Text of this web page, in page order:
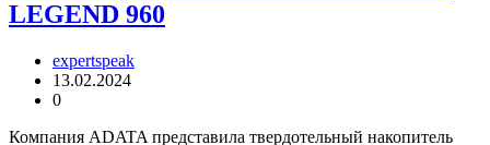
LEGEND 960
expertspeak
13.02.2024
0
Компания ADATA представила твердотельный накопитель